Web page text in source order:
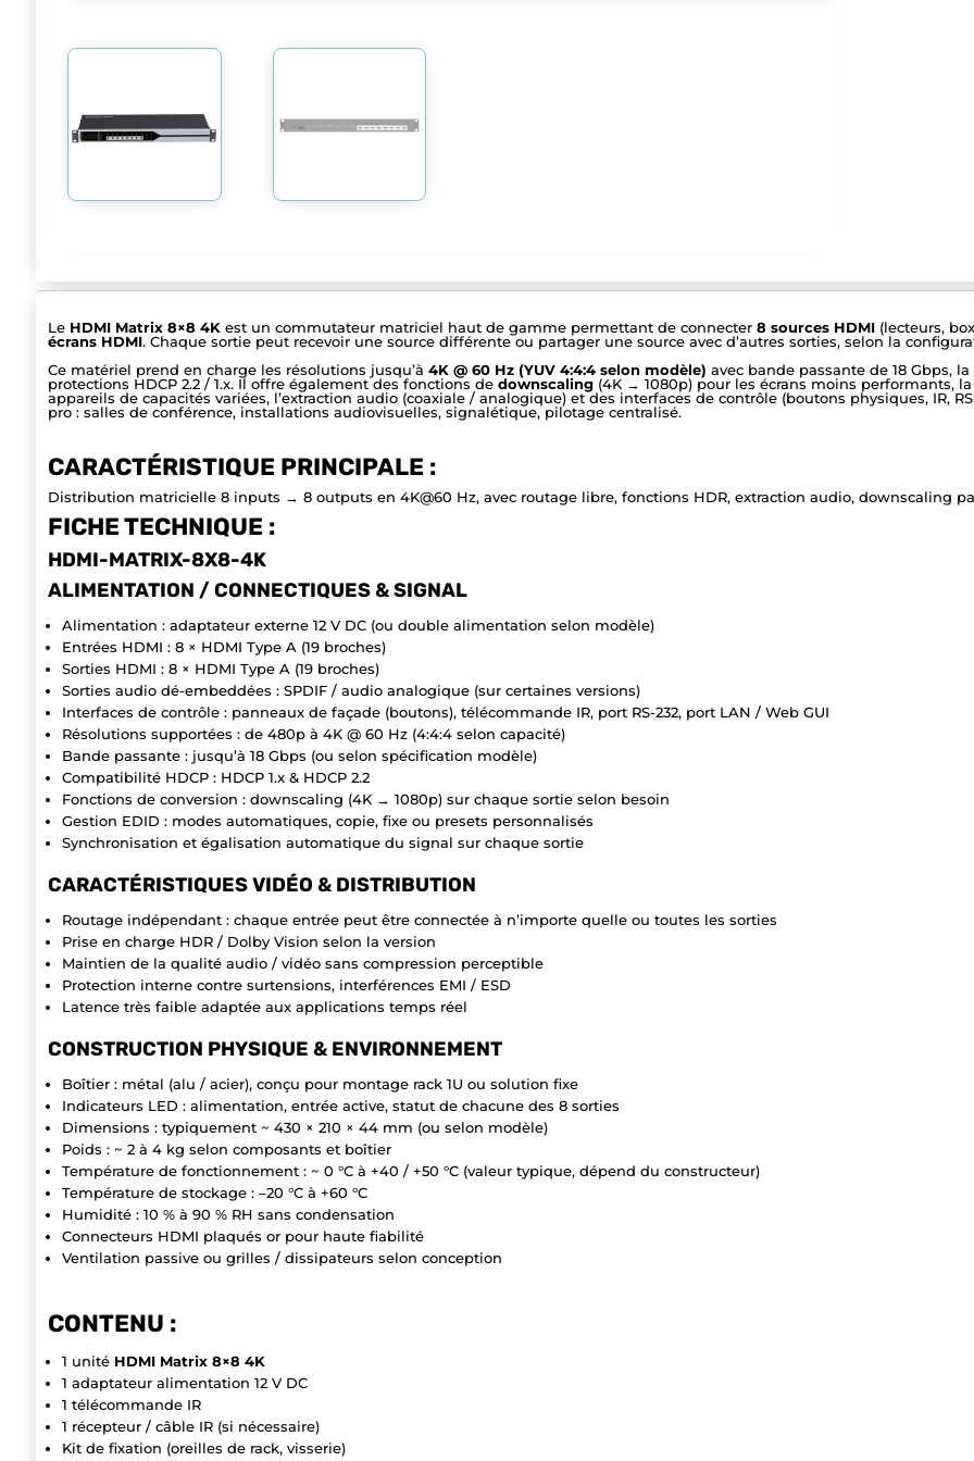
Le HDMI Matrix 8×8 4K est un commutateur matriciel haut de gamme permettant de connecter 8 sources HDMI (lecteurs,
écrans HDMI. Chaque sortie peut recevoir une source différente ou partager une source avec d’autres sorties, selon la
Ce matériel prend en charge les résolutions jusqu’à 4K @ 60 Hz (YUV 4:4:4 selon modèle) avec bande passante de 18 Gbps,
protections HDCP 2.2 / 1.x. Il offre également des fonctions de downscaling (4K → 1080p) pour les écrans moins performants,
appareils de capacités variées, l’extraction audio (coaxiale / analogique) et des interfaces de contrôle (boutons physiques, IR,
pro : salles de conférence, installations audiovisuelles, signalétique, pilotage centralisé.
CARACTÉRISTIQUE PRINCIPALE :
Distribution matricielle 8 inputs → 8 outputs en 4K@60 Hz, avec routage libre, fonctions HDR, extraction audio, downscaling
FICHE TECHNIQUE :
HDMI-MATRIX-8X8-4K
ALIMENTATION / CONNECTIQUES & SIGNAL
Alimentation : adaptateur externe 12 V DC (ou double alimentation selon modèle)
Entrées HDMI : 8 × HDMI Type A (19 broches)
Sorties HDMI : 8 × HDMI Type A (19 broches)
Sorties audio dé-embeddées : SPDIF / audio analogique (sur certaines versions)
Interfaces de contrôle : panneaux de façade (boutons), télécommande IR, port RS-232, port LAN / Web GUI
Résolutions supportées : de 480p à 4K @ 60 Hz (4:4:4 selon capacité)
Bande passante : jusqu’à 18 Gbps (ou selon spécification modèle)
Compatibilité HDCP : HDCP 1.x & HDCP 2.2
Fonctions de conversion : downscaling (4K → 1080p) sur chaque sortie selon besoin
Gestion EDID : modes automatiques, copie, fixe ou presets personnalisés
Synchronisation et égalisation automatique du signal sur chaque sortie
CARACTÉRISTIQUES VIDÉO & DISTRIBUTION
Routage indépendant : chaque entrée peut être connectée à n’importe quelle ou toutes les sorties
Prise en charge HDR / Dolby Vision selon la version
Maintien de la qualité audio / vidéo sans compression perceptible
Protection interne contre surtensions, interférences EMI / ESD
Latence très faible adaptée aux applications temps réel
CONSTRUCTION PHYSIQUE & ENVIRONNEMENT
Boîtier : métal (alu / acier), conçu pour montage rack 1U ou solution fixe
Indicateurs LED : alimentation, entrée active, statut de chacune des 8 sorties
Dimensions : typiquement ~ 430 × 210 × 44 mm (ou selon modèle)
Poids : ~ 2 à 4 kg selon composants et boîtier
Température de fonctionnement : ~ 0 °C à +40 / +50 °C (valeur typique, dépend du constructeur)
Température de stockage : –20 °C à +60 °C
Humidité : 10 % à 90 % RH sans condensation
Connecteurs HDMI plaqués or pour haute fiabilité
Ventilation passive ou grilles / dissipateurs selon conception
CONTENU :
1 unité HDMI Matrix 8×8 4K
1 adaptateur alimentation 12 V DC
1 télécommande IR
1 récepteur / câble IR (si nécessaire)
Kit de fixation (oreilles de rack, visserie)